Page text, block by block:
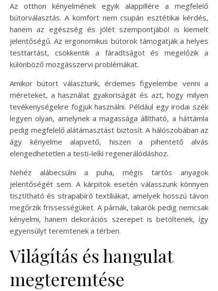
Az otthon kényelmének egyik alappillére a megfelelő
bútorválasztás. A komfort nem csupán esztétikai kérdés,
hanem az egészség és jólét szempontjából is kiemelt
jelentőségű. Az ergonomikus bútorok támogatják a helyes
testtartást, csökkentik a fáradtságot és megelőzik a
különböző mozgásszervi problémákat.
Amikor bútort választunk, érdemes figyelembe venni a
méreteket, a használat gyakoriságát és azt, hogy milyen
tevékenységekre fogjuk használni. Például egy irodai szék
legyen olyan, amelynek a magassága állítható, a háttámla
pedig megfelelő alátámasztást biztosít. A hálószobában az
ágy kényelme alapvető, hiszen a pihentető alvás
elengedhetetlen a testi-lelki regenerálódáshoz.
Nehéz alábecsülni a puha, mégis tartós anyagok
jelentőségét sem. A kárpitok esetén válasszunk könnyen
tisztítható és strapabíró textíliákat, amelyek hosszú távon
megőrzik frissességüket. A párnák, takarók pedig nemcsak
kényelmi, hanem dekorációs szerepet is betöltenek, így
egyensúlyt teremtenek a térben.
Világítás és hangulat
megteremtése